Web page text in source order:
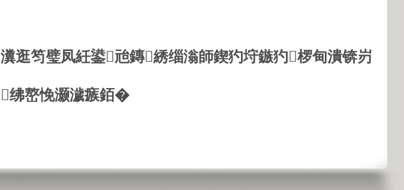
瀵逛笉璧凤紝鍙兘鏄綉缁滃師鍥犳垨鏃犳椤甸潰锛岃
绋嶅悗灏濊瘯銆�